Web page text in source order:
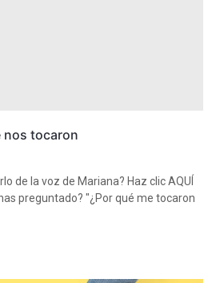
nos tocaron
de la voz de Mariana? Haz clic AQUÍ
preguntado? "¿Por qué me tocaron